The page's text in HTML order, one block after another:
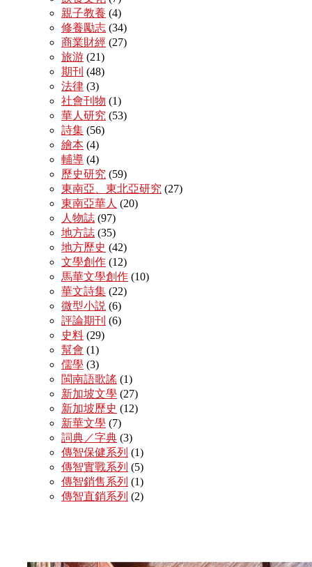
親子教養 (4)
修養勵志 (34)
商業財經 (27)
旅游 (21)
期刊 (48)
法律 (3)
社會刊物 (1)
華人研究 (53)
詩集 (56)
繪本 (4)
輔導 (4)
歷史研究 (59)
東南亞、東北亞研究 (27)
東南亞華人 (20)
人物誌 (97)
地方誌 (35)
地方歷史 (42)
文學創作 (12)
馬華文學創作 (10)
華文詩集 (22)
微型小説 (6)
評論期刊 (6)
史料 (29)
幫會 (1)
儒學 (3)
閩南語歌謠 (1)
新加坡文學 (27)
新加坡歷史 (12)
新華文學 (7)
詞典／字典 (3)
傳智保健系列 (1)
傳智實戰系列 (5)
傳智銷售系列 (1)
傳智直銷系列 (2)